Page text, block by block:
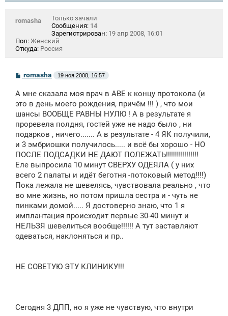
romasha
Только зачали
Сообщения: 14
Зарегистрирован: 19 апр 2008, 16:01
Пол: Женский
Откуда: Россия
С
б
щ
н
и
romasha 19 ноя 2008, 16:57
А мне сказала моя врач в АВЕ к концу протокола (и
это в день моего рождения, причём !!! ) , что мои
шансы ВООБЩЕ РАВНЫ НУЛЮ ! А в результате я
проревела полдня, гостей уже не надо было , ни
подарков , ничего....... А в результате - 4 ЯК получили,
и 3 эмбриошки получилось..... и всё бы хорошо - НО
ПОСЛЕ ПОДСАДКИ НЕ ДАЮТ ПОЛЕЖАТЬ!!!!!!!!!!!!!!!!
Еле выпросила 10 минут СВЕРХУ ОДЕЯЛА ( у них
всего 2 палаты и идёт беготня -потоковый метод!!!!)
Пока лежала не шевелясь, чувствовала реально , что
во мне жизнь, но потом пришла сестра и - чуть не
пинками домой..... Я достоверно знаю, что 1 я
имплантация происходит первые 30-40 минут и
НЕЛЬЗЯ шевелиться вообще!!!!!! А тут заставляют
одеваться, наклоняться и пр..
НЕ СОВЕТУЮ ЭТУ КЛИНИКУ!!!
Сегодня 3 ДПП, но я уже не чувствую, что внутри